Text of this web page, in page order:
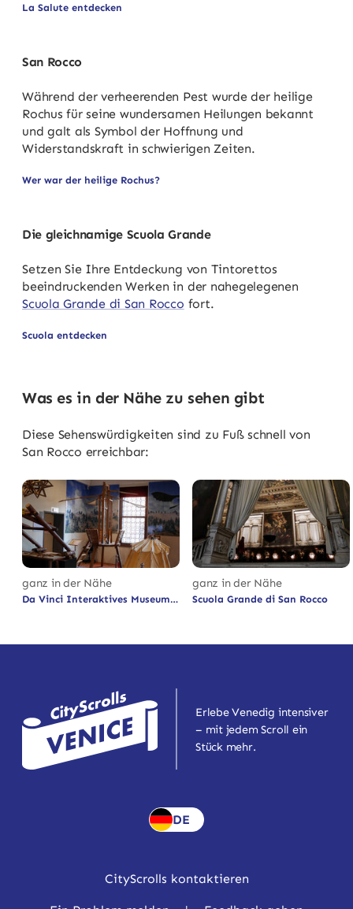
La Salute entdecken
San Rocco
Während der verheerenden Pest wurde der heilige
Rochus für seine wundersamen Heilungen bekannt
und galt als Symbol der Hoffnung und
Widerstandskraft in schwierigen Zeiten.
Wer war der heilige Rochus?
Die gleichnamige Scuola Grande
Setzen Sie Ihre Entdeckung von Tintorettos
beeindruckenden Werken in der nahegelegenen
Scuola Grande di San Rocco fort.
Scuola entdecken
Was es in der Nähe zu sehen gibt
Diese Sehenswürdigkeiten sind zu Fuß schnell von
San Rocco erreichbar:
ganz in der Nähe
Da Vinci Interaktives Museum
ganz in der Nähe
Scuola Grande di San Rocco
Erlebe Venedig intensiver
– mit jedem Scroll ein
Stück mehr.
DE
CityScrolls kontaktieren